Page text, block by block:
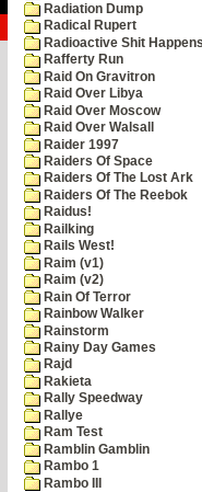
Radiation Dump
Radical Rupert
Radioactive Shit
Rafferty Run
Raid On Gravitron
Raid Over Libya
Raid Over Moscow
Raid Over Walsall
Raider 1997
Raiders Of Space
Raiders Of The Lost Ark
Raiders Of The Reebok
Raidus!
Railking
Rails West!
Raim (v1)
Raim (v2)
Rain Of Terror
Rainbow Walker
Rainstorm
Rainy Day Games
Rajd
Rakieta
Rally Speedway
Rallye
Ram Test
Ramblin Gamblin
Rambo 1
Rambo III